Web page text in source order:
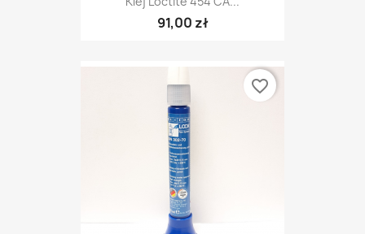
91,00 zł
favorite_border